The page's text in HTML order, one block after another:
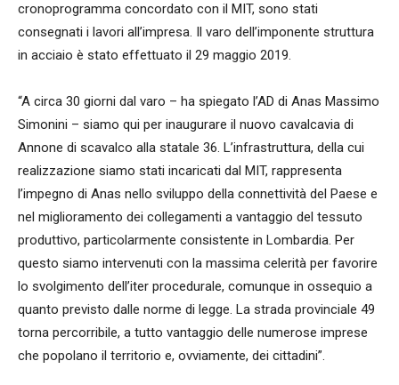
cronoprogramma concordato con il MIT, sono stati
consegnati i lavori all’impresa. Il varo dell’imponente struttura
in acciaio è stato effettuato il 29 maggio 2019.
“A circa 30 giorni dal varo – ha spiegato l’AD di Anas Massimo
Simonini – siamo qui per inaugurare il nuovo cavalcavia di
Annone di scavalco alla statale 36. L’infrastruttura, della cui
realizzazione siamo stati incaricati dal MIT, rappresenta
l’impegno di Anas nello sviluppo della connettività del Paese e
nel miglioramento dei collegamenti a vantaggio del tessuto
produttivo, particolarmente consistente in Lombardia. Per
questo siamo intervenuti con la massima celerità per favorire
lo svolgimento dell’iter procedurale, comunque in ossequio a
quanto previsto dalle norme di legge. La strada provinciale 49
torna percorribile, a tutto vantaggio delle numerose imprese
che popolano il territorio e, ovviamente, dei cittadini”.